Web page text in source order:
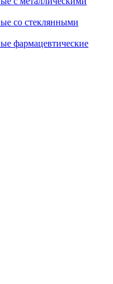
со стеклянными
фармацевтические